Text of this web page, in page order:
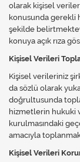
olarak kişisel
konusunda gerekli
şekilde
konuya açık rıza
Kişisel Verileri
Kişisel verileriniz
da sözlü olarak
doğrultusunda
hizmetlerin hukuki
kurulmasındaki
amacıyla
Kişisel Verileri